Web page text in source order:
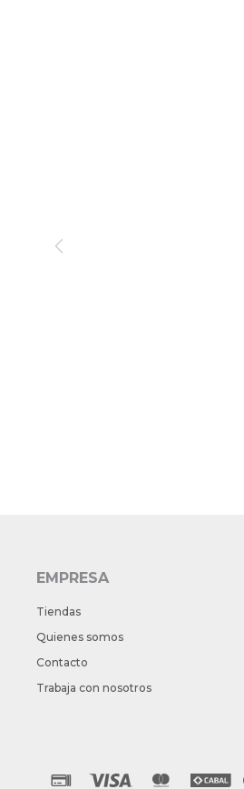
EMPRESA
Tiendas
Quienes somos
Contacto
Trabaja con nosotros